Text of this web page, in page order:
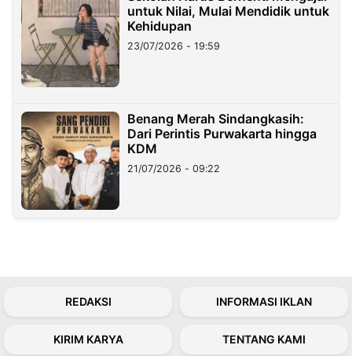
untuk Nilai, Mulai Mendidik untuk
Kehidupan
23/07/2026 - 19:59
Benang Merah Sindangkasih:
Dari Perintis Purwakarta hingga
KDM
21/07/2026 - 09:22
REDAKSI INFORMASI IKLAN
KIRIM KARYA TENTANG KAMI